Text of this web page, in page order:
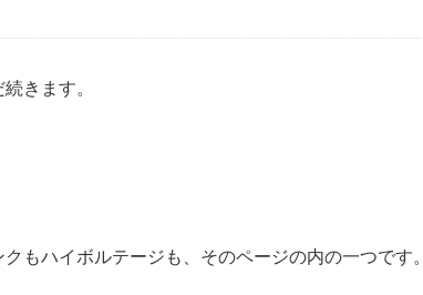
きます。
もハイボルテージも、そのページの内の一つです。